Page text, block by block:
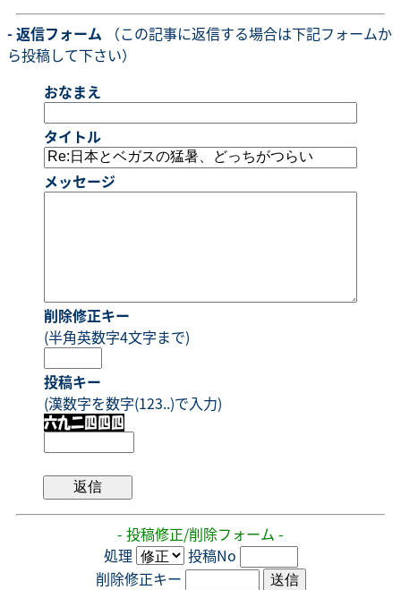
- 返信フォーム （この記事に返信する場合は下記フォームか
ら投稿して下さい）
おなまえ
タイトル
メッセージ
削除修正キー
(半角英数字4文字まで)
投稿キー
(漢数字を数字(123..)で入力)
- 投稿修正/削除フォーム -
処理
投稿No
削除修正キー